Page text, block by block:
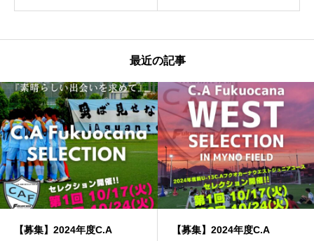
最近の記事
【募集】2024年度C.A
【募集】2024年度C.A